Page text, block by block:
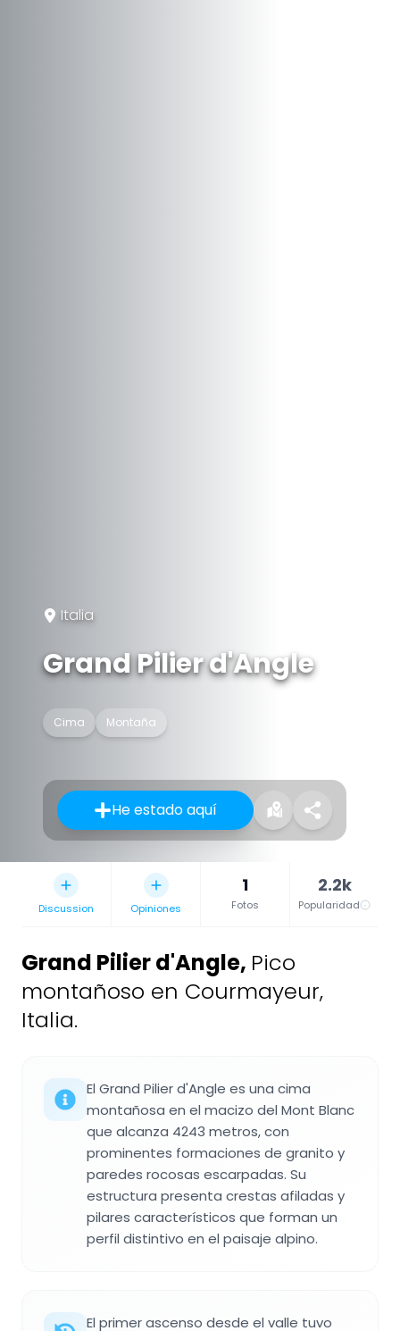
Italia
Grand Pilier d'Angle
Cima Montaña
He estado aquí
Discussion Opiniones
1
Fotos
2.2k
Popularidad
Grand Pilier d'Angle, Pico
montañoso en Courmayeur,
Italia.
El Grand Pilier d'Angle es una cima
montañosa en el macizo del Mont Blanc
que alcanza 4243 metros, con
prominentes formaciones de granito y
paredes rocosas escarpadas. Su
estructura presenta crestas afiladas y
pilares característicos que forman un
perfil distintivo en el paisaje alpino.
El primer ascenso desde el valle tuvo